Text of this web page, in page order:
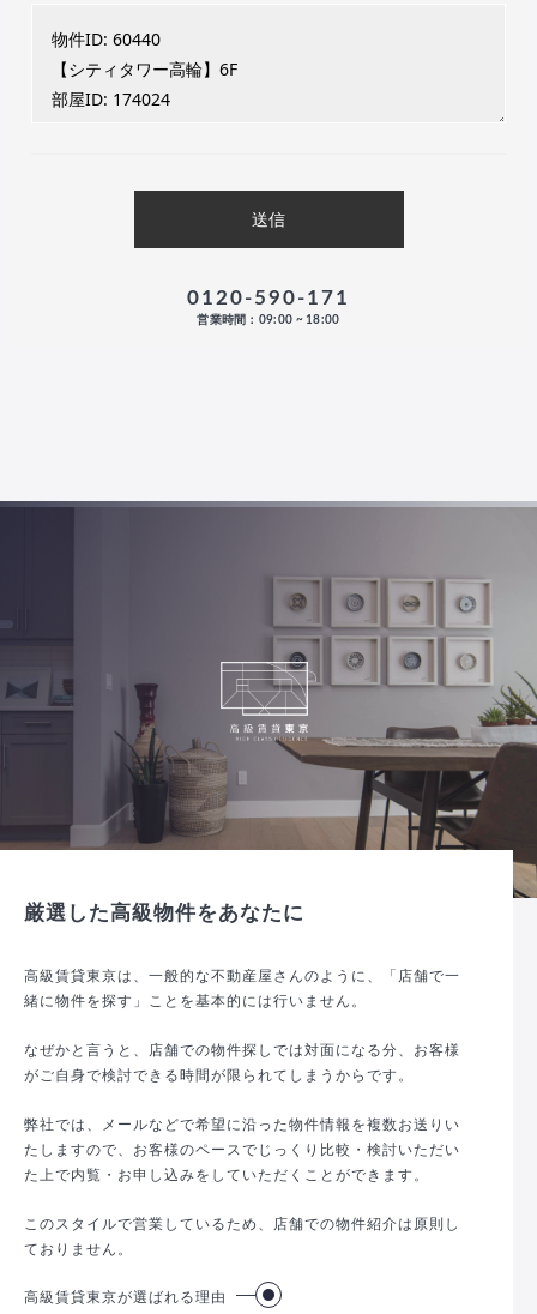
0120-590-171
営業時間：09:00 ~ 18:00
厳選した高級物件をあなたに
高級賃貸東京は、一般的な不動産屋さんのように、「店舗で一
緒に物件を探す」ことを基本的には行いません。
なぜかと言うと、店舗での物件探しでは対面になる分、お客様
がご自身で検討できる時間が限られてしまうからです。
弊社では、メールなどで希望に沿った物件情報を複数お送りい
たしますので、お客様のペースでじっくり比較・検討いただい
た上で内覧・お申し込みをしていただくことができます。
このスタイルで営業しているため、店舗での物件紹介は原則し
ておりません。
高級賃貸東京が選ばれる理由